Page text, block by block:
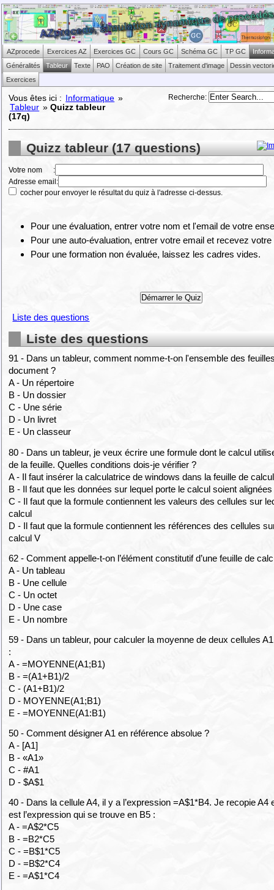
AZprocede Exercices AZ Exercices GC Cours GC Schéma GC TP GC
Généralités
Tableur Texte PAO Création de site Traitement d'image
Dessin
Exercices
Recherche:
Vous êtes ici : Informatique »
Tableur »Quizz tableur
(17q)
Quizz tableur (17 questions)
Votre nom :
Adresse email:
cocher pour envoyer le résultat du quiz à l'adresse ci-dessus.
Pour une évaluation, entrer votre nom et l'email de votre
Pour une auto-évaluation, entrer votre email et recevez
Pour une formation non évaluée, laissez les cadres vides.
Liste des questions
Liste des questions
91 - Dans un tableur, comment nomme-t-on l'ensemble des
document ?
A - Un répertoire
B - Un dossier
C - Une série
D - Un livret
E - Un classeur
80 - Dans un tableur, je veux écrire une formule dont le calcul
de la feuille. Quelles conditions dois-je vérifier ?
A - Il faut insérer la calculatrice de windows dans la feuille de calcul
B - Il faut que les données sur lequel porte le calcul soient alignées
C - Il faut que la formule contiennent les valeurs des cellules sur
calcul
D - Il faut que la formule contiennent les références des cellules
calcul V
62 - Comment appelle-t-on l’élément constitutif d’une feuille de
A - Un tableau
B - Une cellule
C - Un octet
D - Une case
E - Un nombre
59 - Dans un tableur, pour calculer la moyenne de deux cellules
:
A - =MOYENNE(A1;B1)
B - =(A1+B1)/2
C - (A1+B1)/2
D - MOYENNE(A1;B1)
E - =MOYENNE(A1:B1)
50 - Comment désigner A1 en référence absolue ?
A - [A1]
B - «A1»
C - #A1
D - $A$1
40 - Dans la cellule A4, il y a l’expression =A$1*B4. Je recopie A4
est l’expression qui se trouve en B5 :
A - =A$2*C5
B - =B2*C5
C - =B$1*C5
D - =B$2*C4
E - =A$1*C4